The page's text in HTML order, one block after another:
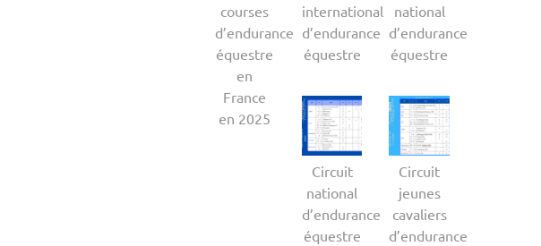
courses
d’endurance
équestre
en
France
en 2025
international
d’endurance
équestre
national
d’endurance
équestre
Circuit
national
d’endurance
équestre
Circuit
jeunes
cavaliers
d’endurance